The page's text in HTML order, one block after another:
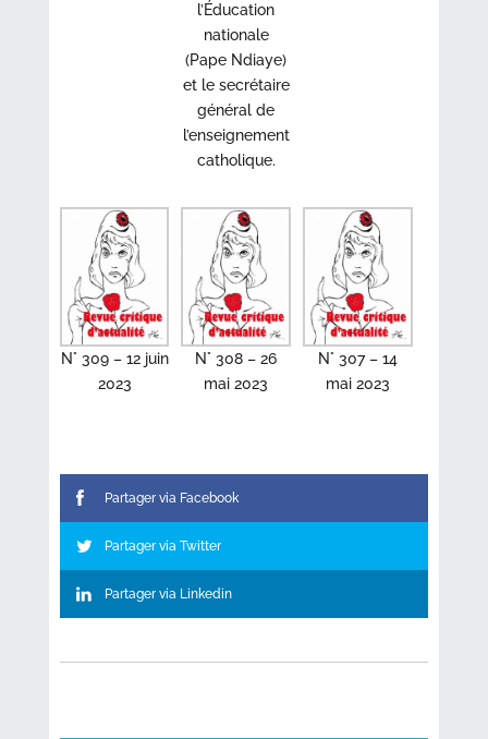
l’Éducation
nationale
(Pape Ndiaye)
et le secrétaire
général de
l’enseignement
catholique.
N° 309 – 12 juin
2023
N° 308 – 26
mai 2023
N° 307 – 14
mai 2023
Partager via Facebook
Partager via Twitter
Partager via Linkedin